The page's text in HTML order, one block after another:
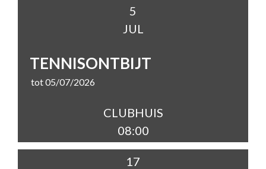
5
JUL
TENNISONTBIJT
tot 05/07/2026
CLUBHUIS
08:00
17